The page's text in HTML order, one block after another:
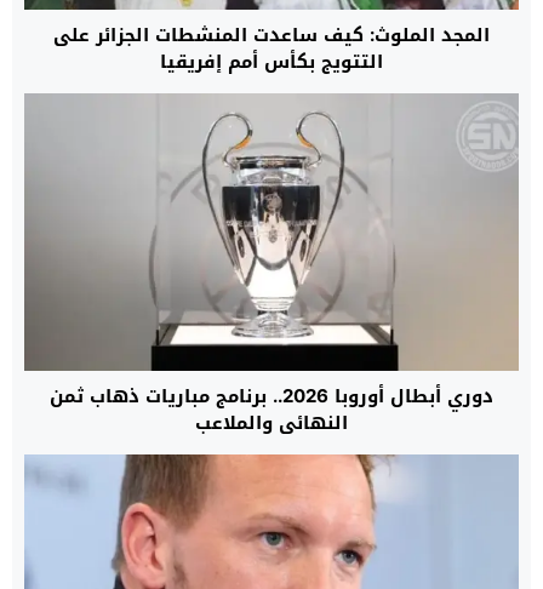
المجد الملوث: كيف ساعدت المنشطات الجزائر على
التتويج بكأس أمم إفريقيا
دوري أبطال أوروبا 2026.. برنامج مباريات ذهاب ثمن
النهائي والملاعب